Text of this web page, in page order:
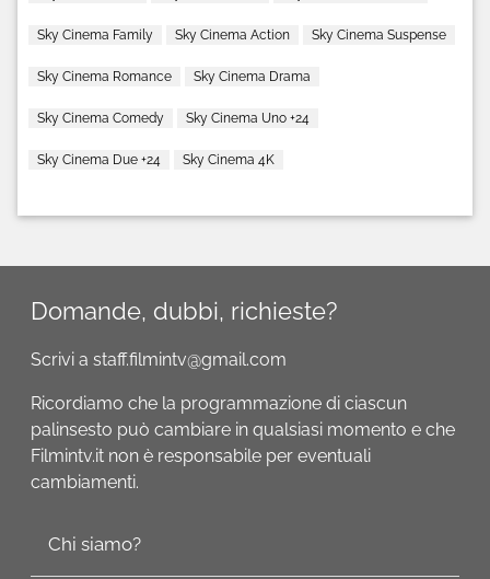
Sky Cinema Family Sky Cinema Action Sky Cinema Suspense
Sky Cinema Romance Sky Cinema Drama
Sky Cinema Comedy Sky Cinema Uno +24
Sky Cinema Due +24 Sky Cinema 4K
Domande, dubbi, richieste?
Scrivi a staff.filmintv@gmail.com
Ricordiamo che la programmazione di ciascun
palinsesto può cambiare in qualsiasi momento e che
Filmintv.it non è responsabile per eventuali
cambiamenti.
Chi siamo?